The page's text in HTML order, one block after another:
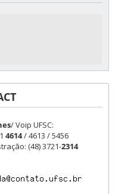
/ Voip UFSC:
4614/ 4613 / 5456
(48) 3721-2314